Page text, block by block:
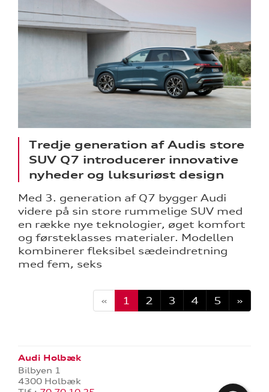
Tredje generation af Audis store
SUV Q7 introducerer innovative
nyheder og luksuriøst design
Med 3. generation af Q7 bygger Audi
videre på sin store rummelige SUV med
en række nye teknologier, øget komfort
og førsteklasses materialer. Modellen
kombinerer fleksibel sædeindretning
med fem, seks
« 1 2 3 4 5 »
Audi Holbæk
Bilbyen 1
4300 Holbæk